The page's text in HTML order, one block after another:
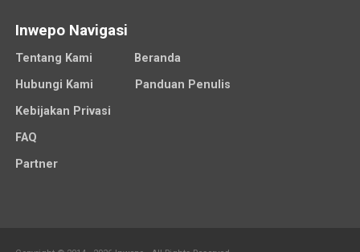
Inwepo Navigasi
Tentang Kami
Beranda
Hubungi Kami
Panduan Penulis
Kebijakan Privasi
FAQ
Partner